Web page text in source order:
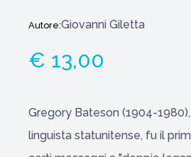
Autore:Giovanni Giletta
€ 13,00
Gregory Bateson (1904-
linguista statunitense, fu il